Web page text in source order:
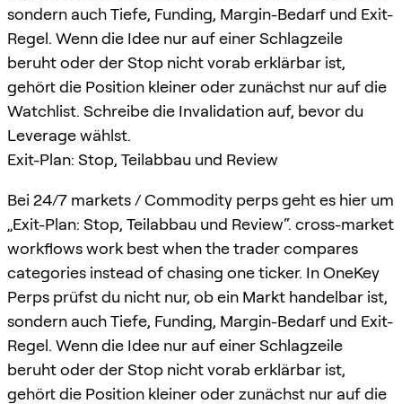
sondern auch Tiefe, Funding, Margin-Bedarf und Exit-
Regel. Wenn die Idee nur auf einer Schlagzeile
beruht oder der Stop nicht vorab erklärbar ist,
gehört die Position kleiner oder zunächst nur auf die
Watchlist. Schreibe die Invalidation auf, bevor du
Leverage wählst.
Exit-Plan: Stop, Teilabbau und Review
Bei 24/7 markets / Commodity perps geht es hier um
„Exit-Plan: Stop, Teilabbau und Review“. cross-market
workflows work best when the trader compares
categories instead of chasing one ticker. In OneKey
Perps prüfst du nicht nur, ob ein Markt handelbar ist,
sondern auch Tiefe, Funding, Margin-Bedarf und Exit-
Regel. Wenn die Idee nur auf einer Schlagzeile
beruht oder der Stop nicht vorab erklärbar ist,
gehört die Position kleiner oder zunächst nur auf die